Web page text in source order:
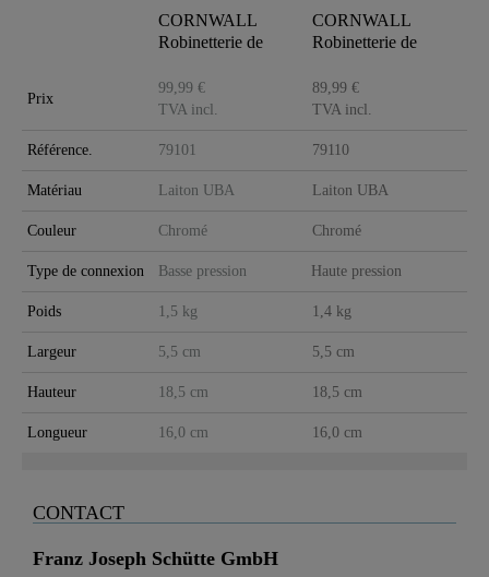
CORNWALL
Robinetterie de
pression, Chr..
CORNWALL
Robinetterie de
Prix
99,99 €
TVA incl.
89,99 €
TVA incl.
Référence. 79101 79110
Matériau Laiton UBA Laiton UBA
Couleur Chromé Chromé
Type de connexion Basse pression Haute pression
Poids 1,5 kg 1,4 kg
Largeur 5,5 cm 5,5 cm
Hauteur 18,5 cm 18,5 cm
Longueur 16,0 cm 16,0 cm
CONTACT
Franz Joseph Schütte GmbH